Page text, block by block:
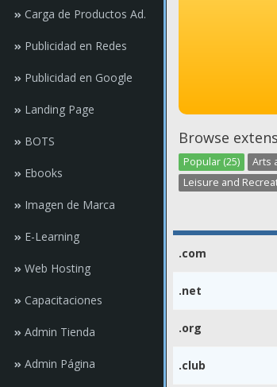
Carga de Productos Ad.
Publicidad en Redes
Publicidad en Google
Landing Page
BOTS
Ebooks
Imagen de Marca
E-Learning
Web Hosting
Capacitaciones
Admin Tienda
Admin Página
Browse
Popular (25) Arts
Leisure and
.com
.net
.org
.club